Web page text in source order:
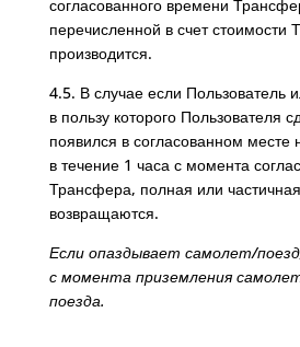
согласованного времени
перечисленной в счет стоимости
производится.
4.5. В случае если Пользователь
в пользу которого Пользователя
появился в согласованном
в течение 1 часа с момента
Трансфера, полная или
возвращаются.
Если опаздывает самолет/
с момента приземления
поезда.